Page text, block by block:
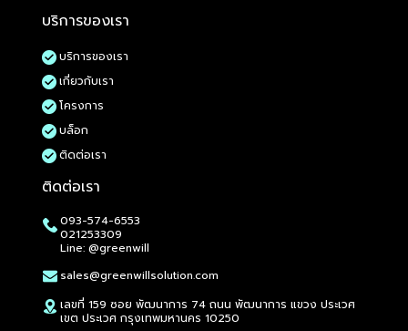
บริการของเรา
บริการของเรา
เกี่ยวกับเรา
โครงการ
บล็อก
ติดต่อเรา
ติดต่อเรา
093-574-6553
021253309
Line: @greenwill
sales@greenwillsolution.com
เลขที่ 159 ซอย พัฒนาการ 74 ถนน พัฒนาการ แขวง ประเวศ
เขต ประเวศ กรุงเทพมหานคร 10250